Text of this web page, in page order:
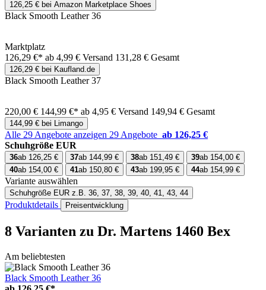
126,25 € bei Amazon Marketplace Shoes
Black Smooth Leather 36
Marktplatz
126,29 €* ab 4,99 € Versand 131,28 € Gesamt
126,29 € bei Kaufland.de
Black Smooth Leather 37
220,00 € 144,99 €* ab 4,95 € Versand 149,94 € Gesamt
144,99 € bei Limango
Alle 29 Angebote anzeigen 29 Angebote ab 126,25 €
Schuhgröße EUR
36ab 126,25 € 37ab 144,99 € 38ab 151,49 € 39ab 154,00 €
40ab 154,00 € 41ab 150,80 € 43ab 199,95 € 44ab 154,99 €
Variante auswählen
Schuhgröße EUR z.B. 36, 37, 38, 39, 40, 41, 43, 44
Produktdetails Preisentwicklung
8 Varianten zu Dr. Martens 1460 Bex
Am beliebtesten
Black Smooth Leather 36